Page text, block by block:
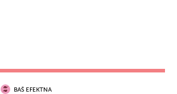
BAŠ EFEKTNA